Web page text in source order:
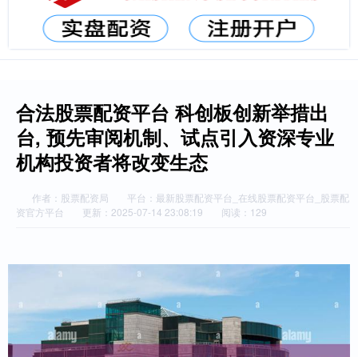
合法股票配资平台 科创板创新举措出
台, 预先审阅机制、试点引入资深专业
机构投资者将改变生态
作者：股票配资局
平台：最新股票配资平台_在线股票配资平台_股票配
资官方平台
更新：2025-07-14 23:08:19 阅读：129